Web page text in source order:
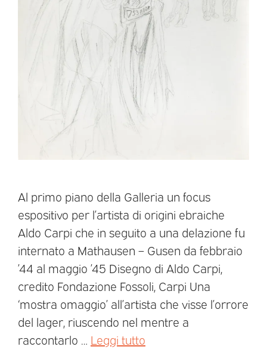
Al primo piano della Galleria un focus
espositivo per l’artista di origini ebraiche
Aldo Carpi che in seguito a una delazione fu
internato a Mathausen – Gusen da febbraio
’44 al maggio ’45 Disegno di Aldo Carpi,
credito Fondazione Fossoli, Carpi Una
‘mostra omaggio’ all’artista che visse l’orrore
del lager, riuscendo nel mentre a
raccontarlo … Leggi tutto